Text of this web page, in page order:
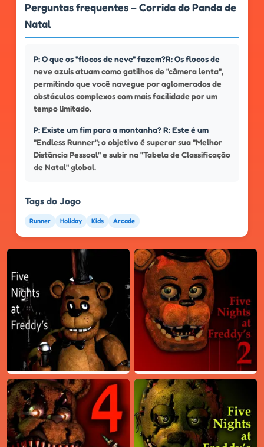
Perguntas frequentes – Corrida do Panda de
Natal
P: O que os "flocos de neve" fazem?R: Os flocos de
neve azuis atuam como gatilhos de "câmera lenta",
permitindo que você navegue por aglomerados de
obstáculos complexos com mais facilidade por um
tempo limitado.
P: Existe um fim para a montanha? R: Este é um
"Endless Runner"; o objetivo é superar sua "Melhor
Distância Pessoal" e subir na "Tabela de Classificação
de Natal" global.
Tags do Jogo
Runner Holiday Kids Arcade